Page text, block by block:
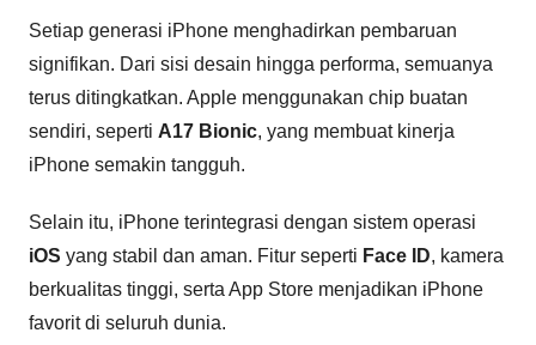
Setiap generasi iPhone menghadirkan pembaruan
signifikan. Dari sisi desain hingga performa, semuanya
terus ditingkatkan. Apple menggunakan chip buatan
sendiri, seperti A17 Bionic, yang membuat kinerja
iPhone semakin tangguh.
Selain itu, iPhone terintegrasi dengan sistem operasi
iOS yang stabil dan aman. Fitur seperti Face ID, kamera
berkualitas tinggi, serta App Store menjadikan iPhone
favorit di seluruh dunia.